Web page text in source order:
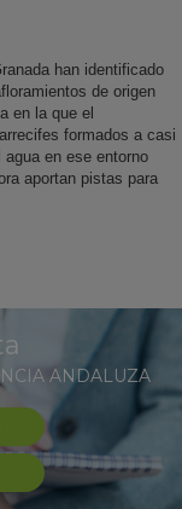
han identificado
de origen
en la que el
formados a casi
en ese entorno
aportan pistas para
ANDALUZA